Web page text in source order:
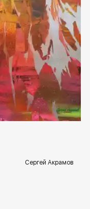
spb.rakovgallery.ru
Сергей Акрамов